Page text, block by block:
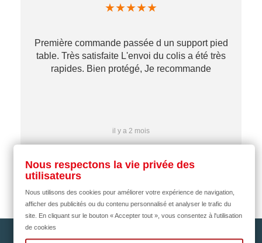
★★★★★
Première commande passée d un support pied
table. Très satisfaite L'envoi du colis a été très
rapides. Bien protégé, Je recommande
il y a 2 mois
Nous respectons la vie privée des
utilisateurs
Nous utilisons des cookies pour améliorer votre expérience de navigation,
afficher des publicités ou du contenu personnalisé et analyser le trafic du
site. En cliquant sur le bouton « Accepter tout », vous consentez à l'utilisation
de cookies